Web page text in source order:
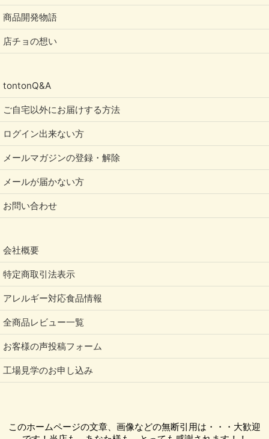
商品開発物語
店チョの想い
tontonQ&A
ご自宅以外にお届けする方法
ログイン出来ない方
メールマガジンの登録・解除
メールが届かない方
お問い合わせ
会社概要
特定商取引法表示
アレルギー対応食品情報
全商品レビュー一覧
お客様の声投稿フォーム
工場見学のお申し込み
このホームページの文章、画像などの無断引用は・・・大歓迎